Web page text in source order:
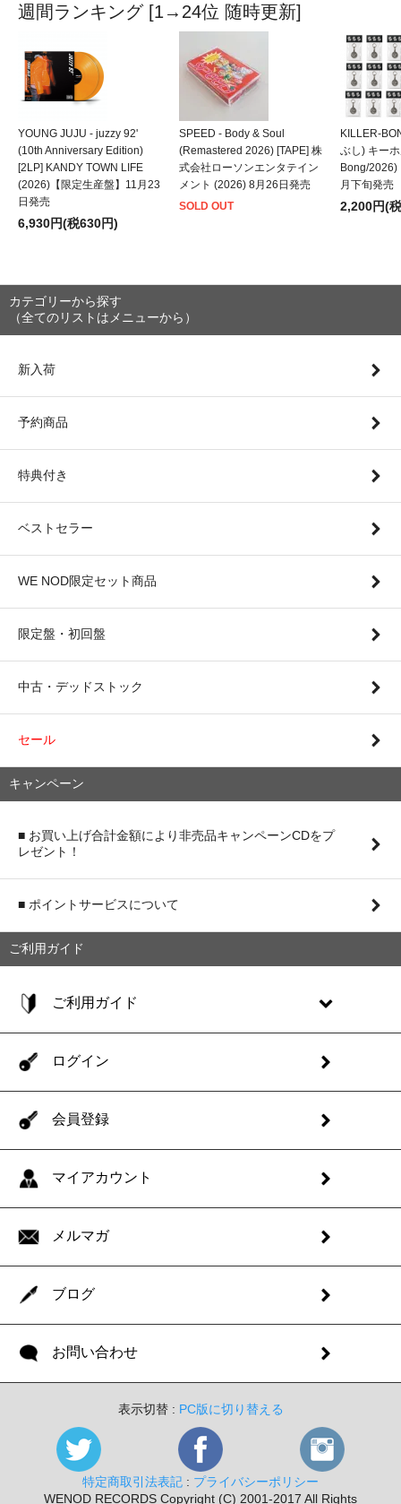
週間ランキング [1→24位 随時更新]
YOUNG JUJU - juzzy 92'
(10th Anniversary Edition)
[2LP] KANDY TOWN LIFE
(2026)【限定生産盤】11月23
日発売
6,930円(税630円)
SPEED - Body & Soul
(Remastered 2026) [TAPE] 株
式会社ローソンエンタテイン
メント (2026) 8月26日発売
SOLD OUT
KILLER-
ぶし) キー
Bong/2026)
月下旬発売
2,200円(
カテゴリーから探す
（全てのリストはメニューから）
新入荷
予約商品
特典付き
ベストセラー
WE NOD限定セット商品
限定盤・初回盤
中古・デッドストック
セール
キャンペーン
■ お買い上げ合計金額により非売品キャンペーンCDをプ
レゼント！
■ ポイントサービスについて
ご利用ガイド
ご利用ガイド
ログイン
会員登録
マイアカウント
メルマガ
ブログ
お問い合わせ
表示切替 : PC版に切り替える
特定商取引法表記 : プライバシーポリシー
WENOD RECORDS Copyright (C) 2001-2017 All Rights